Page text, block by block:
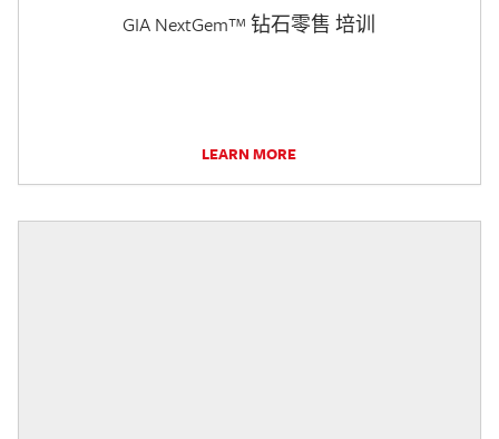
GIA NextGem™ 钻石零售 培训
LEARN MORE